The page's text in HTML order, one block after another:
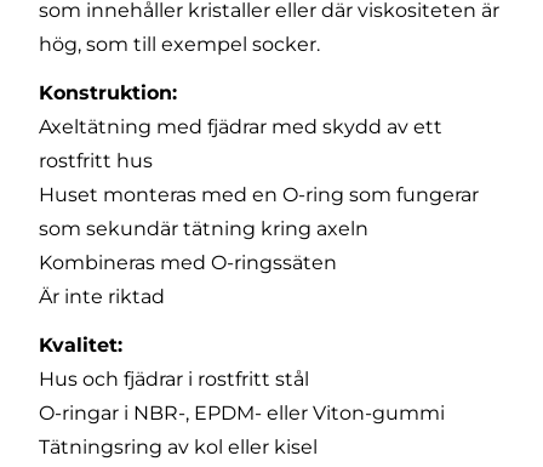
som innehåller kristaller eller där viskositeten är
hög, som till exempel socker.
Konstruktion:
Axeltätning med fjädrar med skydd av ett
rostfritt hus
Huset monteras med en O-ring som fungerar
som sekundär tätning kring axeln
Kombineras med O-ringssäten
Är inte riktad
Kvalitet:
Hus och fjädrar i rostfritt stål
O-ringar i NBR-, EPDM- eller Viton-gummi
Tätningsring av kol eller kisel